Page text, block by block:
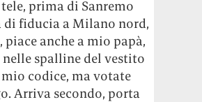
prima di Sanremo
di fiducia a Milano nord,
anche a mio papà,
nelle spalline del vestito
codice, ma votate
Arriva secondo, porta